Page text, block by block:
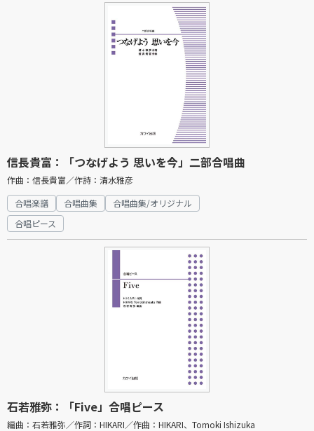
信長貴富：「つなげよう 思いを今」二部合唱曲
作曲：信長貴富／作詩：清水雅彦
合唱楽譜
合唱曲集
合唱曲集/オリジナル
合唱ピース
石若雅弥：「Five」合唱ピース
編曲：石若雅弥／作詞：HIKARI／作曲：HIKARI、Tomoki Ishizuka